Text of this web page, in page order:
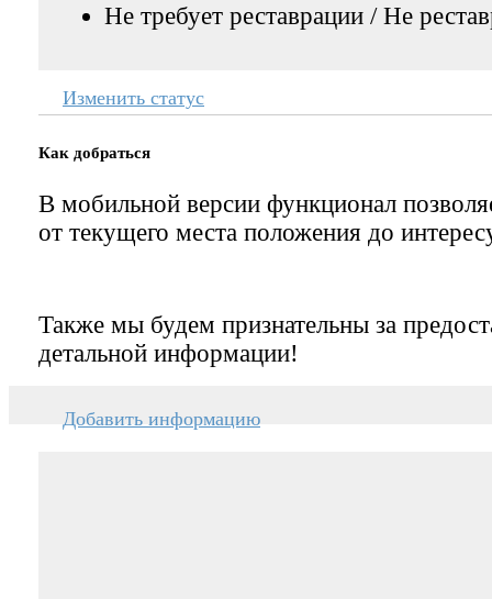
Не требует реставрации / Не
Изменить статус
Как добраться
В мобильной версии функционал
от текущего места положения до
Также мы будем признательны за
детальной информации!
Добавить информацию